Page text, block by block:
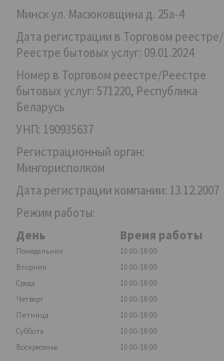
Минск ул. Масюковщина д. 25а-4
Дата регистрации в Торговом реестре/
Реестре бытовых услуг: 09.01.2024
Номер в Торговом реестре/Реестре
бытовых услуг: 571220, Республика
Беларусь
УНП: 190935637
Регистрационный орган:
Мингорисполком
Дата регистрации компании: 13.12.2007
Режим работы:
День
Время работы
Понедельник
10:00-19:00
Вторник
10:00-19:00
Среда
10:00-19:00
Четверг
10:00-19:00
Пятница
10:00-19:00
Суббота
10:00-19:00
Воскресенье
10:00-19:00